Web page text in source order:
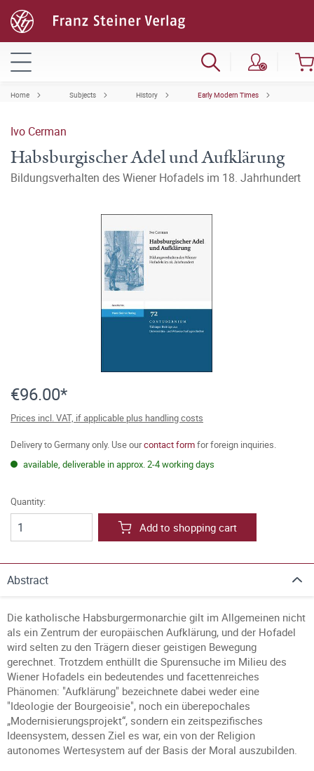
Home Subjects History Early Modern Times
Ivo Cerman
Habsburgischer Adel und Aufklärung
Bildungsverhalten des Wiener Hofadels im 18. Jahrhundert
€96.00*
Prices incl. VAT, if applicable plus handling costs
Delivery to Germany only. Use ourcontact formfor foreign inquiries.
available, deliverable in approx. 2-4 working days
Quantity:
Add to shopping cart
Abstract
Die katholische Habsburgermonarchie gilt im Allgemeinen nicht
als ein Zentrum der europäischen Aufklärung, und der Hofadel
wird selten zu den Trägern dieser geistigen Bewegung
gerechnet. Trotzdem enthüllt die Spurensuche im Milieu des
Wiener Hofadels ein bedeutendes und facettenreiches
Phänomen: "Aufklärung" bezeichnete dabei weder eine
"Ideologie der Bourgeoisie", noch ein überepochales
„Modernisierungsprojekt“, sondern ein zeitspezifisches
Ideensystem, dessen Ziel es war, ein von der Religion
autonomes Wertesystem auf der Basis der Moral auszubilden.